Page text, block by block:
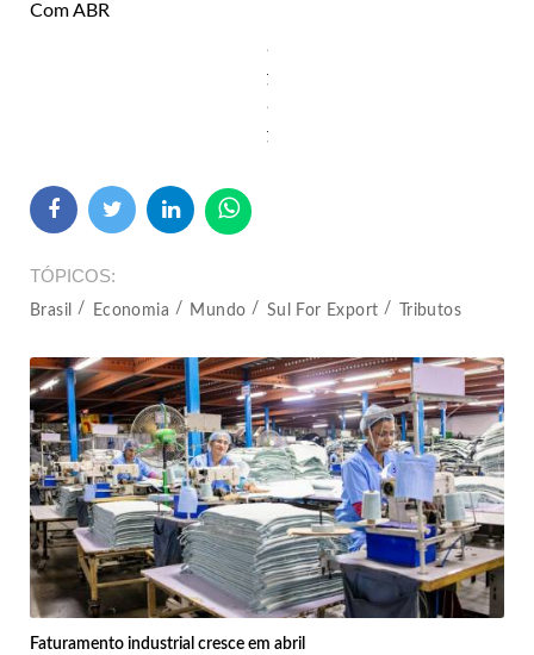
Com ABR
TÓPICOS
Brasil Economia Mundo Sul For Export Tributos
Faturamento industrial cresce em abril